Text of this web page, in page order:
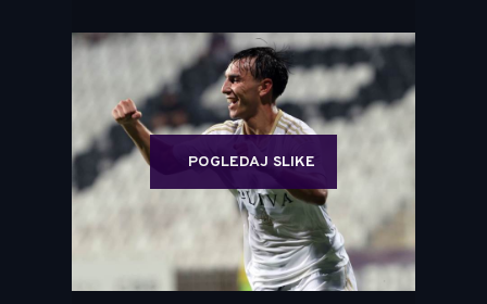
POGLEDAJ SLIKE